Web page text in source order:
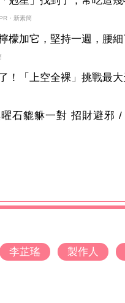
PR・新素簡
檬加它，堅持一週，腰
！「上空全裸」挑戰最
石貔貅一對 招財避邪
李芷瑤 製作人